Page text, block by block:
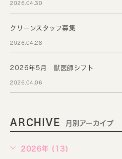
2026.04.30
クリーンスタッフ募集
2026.04.28
2026年5月 獣医師シフト
2026.04.06
ARCHIVE 月別アーカイブ
2026年 (13)